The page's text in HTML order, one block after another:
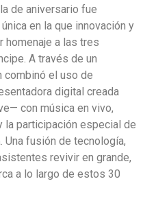
de aniversario fue
en la que innovación y
homenaje a las tres
A través de un
combinó el uso de
digital creada
con música en vivo,
la participación especial de
Una fusión de tecnología,
revivir en grande,
a lo largo de estos 30